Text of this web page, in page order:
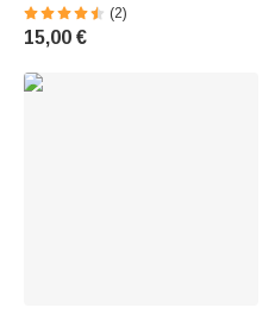
(2)
15,00 €